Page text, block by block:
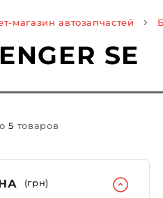
магазин автозапчастей
SE
5 товаров
(грн)